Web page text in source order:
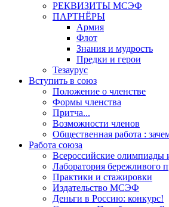
РЕКВИЗИТЫ МСЭФ
ПАРТНЁРЫ
Армия
Флот
Знания и мудрость
Предки и герои
Тезаурус
Вступить в союз
Положение о членстве
Формы членства
Притча...
Возможности членов
Общественная работа :
Работа союза
Всероссийские олимпиады
Лаборатория бережливого
Практики и стажировки
Издательство МСЭФ
Деньги в Россию: конкурс!